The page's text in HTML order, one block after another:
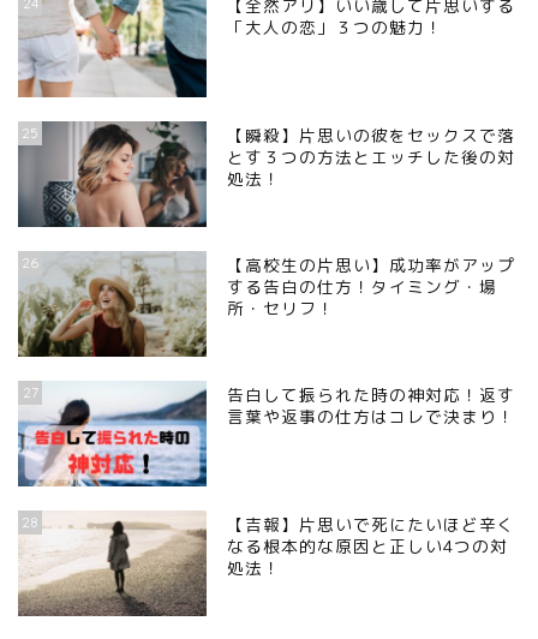
【全然アリ】いい歳して片思いする
「大人の恋」３つの魅力！
25
【瞬殺】片思いの彼をセックスで落
とす３つの方法とエッチした後の対
処法！
26
【高校生の片思い】成功率がアップ
する告白の仕方！タイミング・場
所・セリフ！
27
告白して振られた時の神対応！返す
言葉や返事の仕方はコレで決まり！
28
【吉報】片思いで死にたいほど辛く
なる根本的な原因と正しい4つの対
処法！